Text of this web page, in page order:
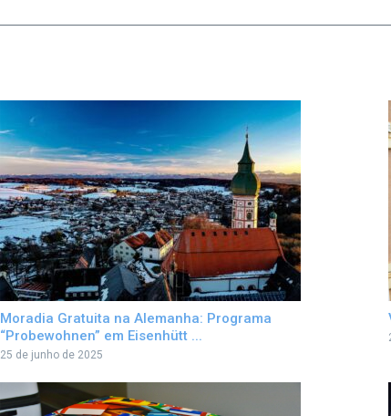
Moradia Gratuita na Alemanha: Programa
“Probewohnen” em Eisenhütt ...
25 de junho de 2025